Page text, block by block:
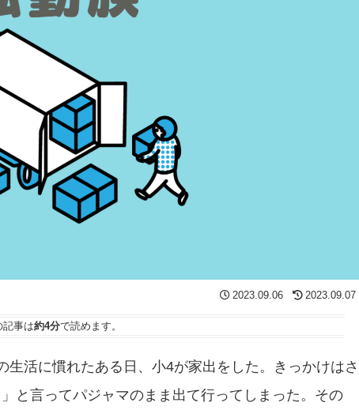
2023.09.06 2023.09.07
記事は約4分で読めます。
活に慣れたある日、小4が家出をした。きっかけはさ
と言ってパジャマのまま出て行ってしまった。その